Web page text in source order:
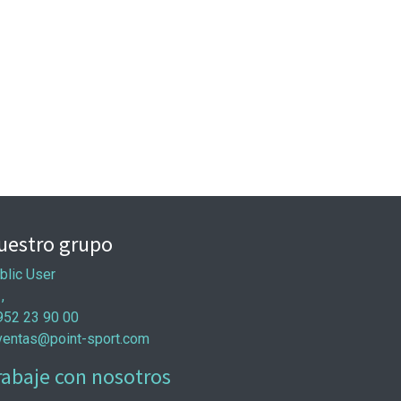
grupo
User
23 90 00
sport.com
con nosotros